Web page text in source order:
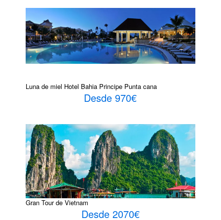
Luna de miel Hotel Bahia Principe Punta cana
Desde 970€
Gran Tour de Vietnam
Desde 2070€